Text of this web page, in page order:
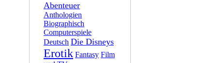
Abenteuer
Anthologien
Biographisch
Computerspiele
Deutsch Die Disneys
Erotik Fantasy Film